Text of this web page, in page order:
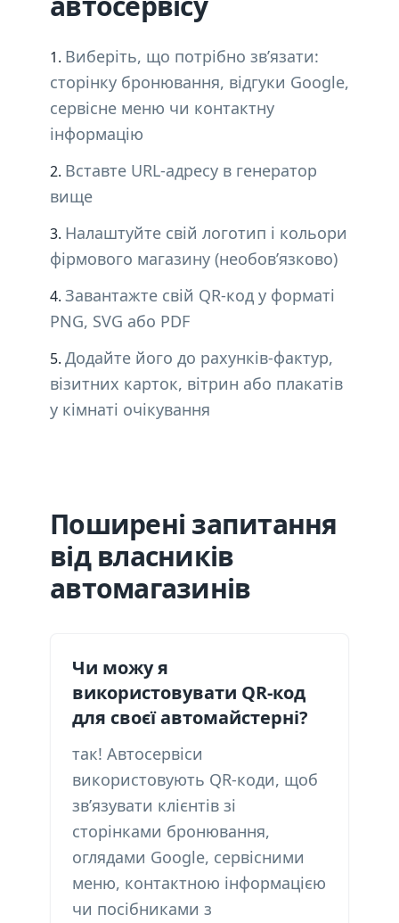
Виберіть, що потрібно зв’язати:
сторінку бронювання, відгуки Google,
сервісне меню чи контактну
інформацію
Вставте URL-адресу в генератор
вище
Налаштуйте свій логотип і кольори
фірмового магазину (необов’язково)
Завантажте свій QR-код у форматі
PNG, SVG або PDF
Додайте його до рахунків-фактур,
візитних карток, вітрин або плакатів
у кімнаті очікування
Поширені запитання
від власників
автомагазинів
Чи можу я
використовувати QR-код
для своєї автомайстерні?
так! Автосервіси
використовують QR-коди, щоб
зв’язувати клієнтів зі
сторінками бронювання,
оглядами Google, сервісними
меню, контактною інформацією
чи посібниками з